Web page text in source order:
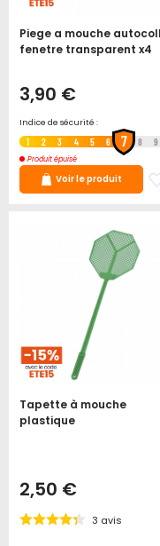
Piege a mouche
fenetre transparent x4
3,90 €
Indice de sécurité :
1 2 3 4 5 6 7 8 9
Produit épuisé
Voir le produit
Tapette à mouche
plastique
2,50 €
3 avis